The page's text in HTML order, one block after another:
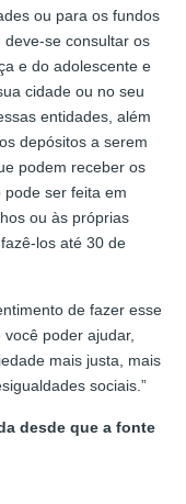
ou para os fundos
se consultar os
e do adolescente e
cidade ou no seu
entidades, além
depósitos a serem
podem receber os
pode ser feita em
ou às próprias
los até 30 de
de fazer esse
poder ajudar,
mais justa, mais
sociais.”
desde que a fonte